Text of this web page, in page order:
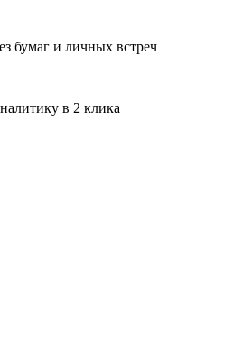
бумаг и личных встреч
в 2 клика